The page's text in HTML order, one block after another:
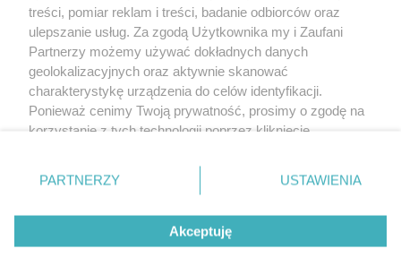
O nas
treści, pomiar reklam i treści, badanie odbiorców oraz
ulepszanie usług. Za zgodą Użytkownika my i Zaufani
Partnerzy możemy używać dokładnych danych
geolokalizacyjnych oraz aktywnie skanować
charakterystykę urządzenia do celów identyfikacji.
Ponieważ cenimy Twoją prywatność, prosimy o zgodę na
korzystanie z tych technologii poprzez kliknięcie
zmienić/wycofać klikając przycisk ustawień prywatności
znajdujący się w lewym dolnym rogu strony
rodzaje przetwarzania danych nie wymagają zgody
użytkownika, ale masz prawo sprzeciwić się takiemu
przetwarzaniu. Preferencje będą miały zastosowanie tylko
PARTNERZY USTAWIENIA
Akceptuję